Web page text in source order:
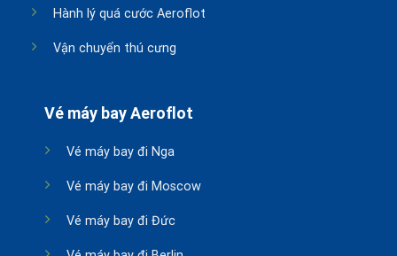
Hành lý quá cước Aeroflot
Vận chuyển thú cưng
Vé máy bay Aeroflot
Vé máy bay đi Nga
Vé máy bay đi Moscow
Vé máy bay đi Đức